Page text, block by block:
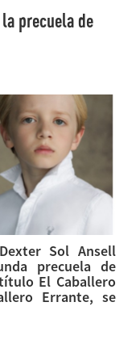
precuela de
Sol Ansell
precuela de
El Caballero
Errante, se